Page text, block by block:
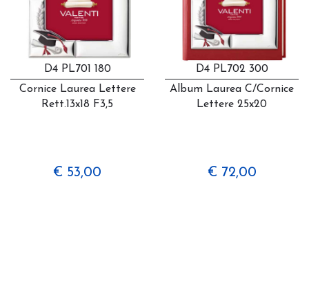
D4 PL701 180
Cornice Laurea Lettere
Rett.13x18 F3,5
€ 53,00
D4 PL702 300
Album Laurea C/cornice
Lettere 25x20
€ 72,00